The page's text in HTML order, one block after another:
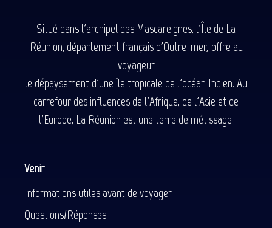
Situé dans l'archipel des Mascareignes, l'Île de La
Réunion, département français d'Outre-mer, offre au
voyageur
le dépaysement d'une île tropicale de l'océan Indien. Au
carrefour des influences de l'Afrique, de l'Asie et de
l'Europe, La Réunion est une terre de métissage.
Venir
Informations utiles avant de voyager
Questions/Réponses